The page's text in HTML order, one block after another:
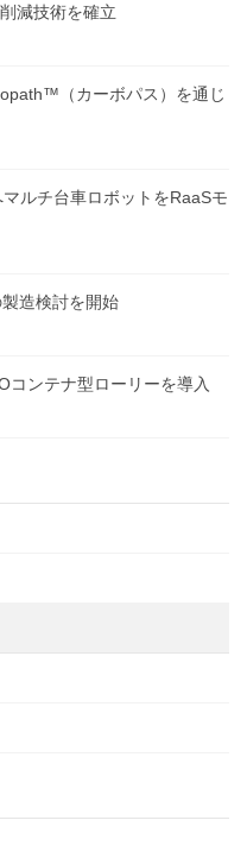
減技術を確立
（カーボパス）を通じ
ルチ台車ロボットをRaaSモ
造検討を開始
コンテナ型ローリーを導入